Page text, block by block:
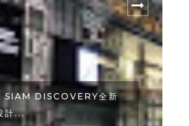
SIAM DISCOVERY全新
計...